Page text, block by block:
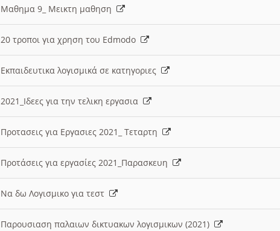
Μαθημα 9_ Μεικτη μαθηση
20 τροποι για χρηση του Edmodo
Εκπαιδευτικα λογισμικά σε κατηγοριες
2021_Ιδεες για την τελικη εργασια
Προτασεις για Εργασιες 2021_ Τεταρτη
Προτάσεις για εργασίες 2021_Παρασκευη
Να δω Λογισμικο για τεστ
Παρουσιαση παλαιων δικτυακων λογισμικων (2021)